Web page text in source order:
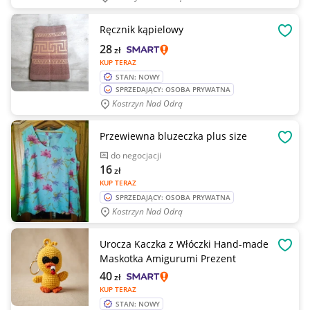
Ręcznik kąpielowy
KUP TERAZ
28zł
STAN: NOWY
SPRZEDAJĄCY: OSOBA PRYWATNA
Kostrzyn Nad Odrą
Przewiewna bluzeczka plus size
do negocjacji
KUP TERAZ
16zł
SPRZEDAJĄCY: OSOBA PRYWATNA
Kostrzyn Nad Odrą
Urocza Kaczka z Włóczki Hand-made
Maskotka Amigurumi Prezent
KUP TERAZ
40zł
STAN: NOWY